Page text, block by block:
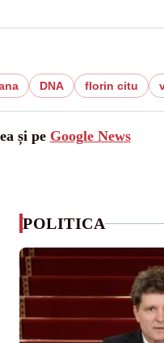
DNA florin citu
și pe Google News
POLITICA